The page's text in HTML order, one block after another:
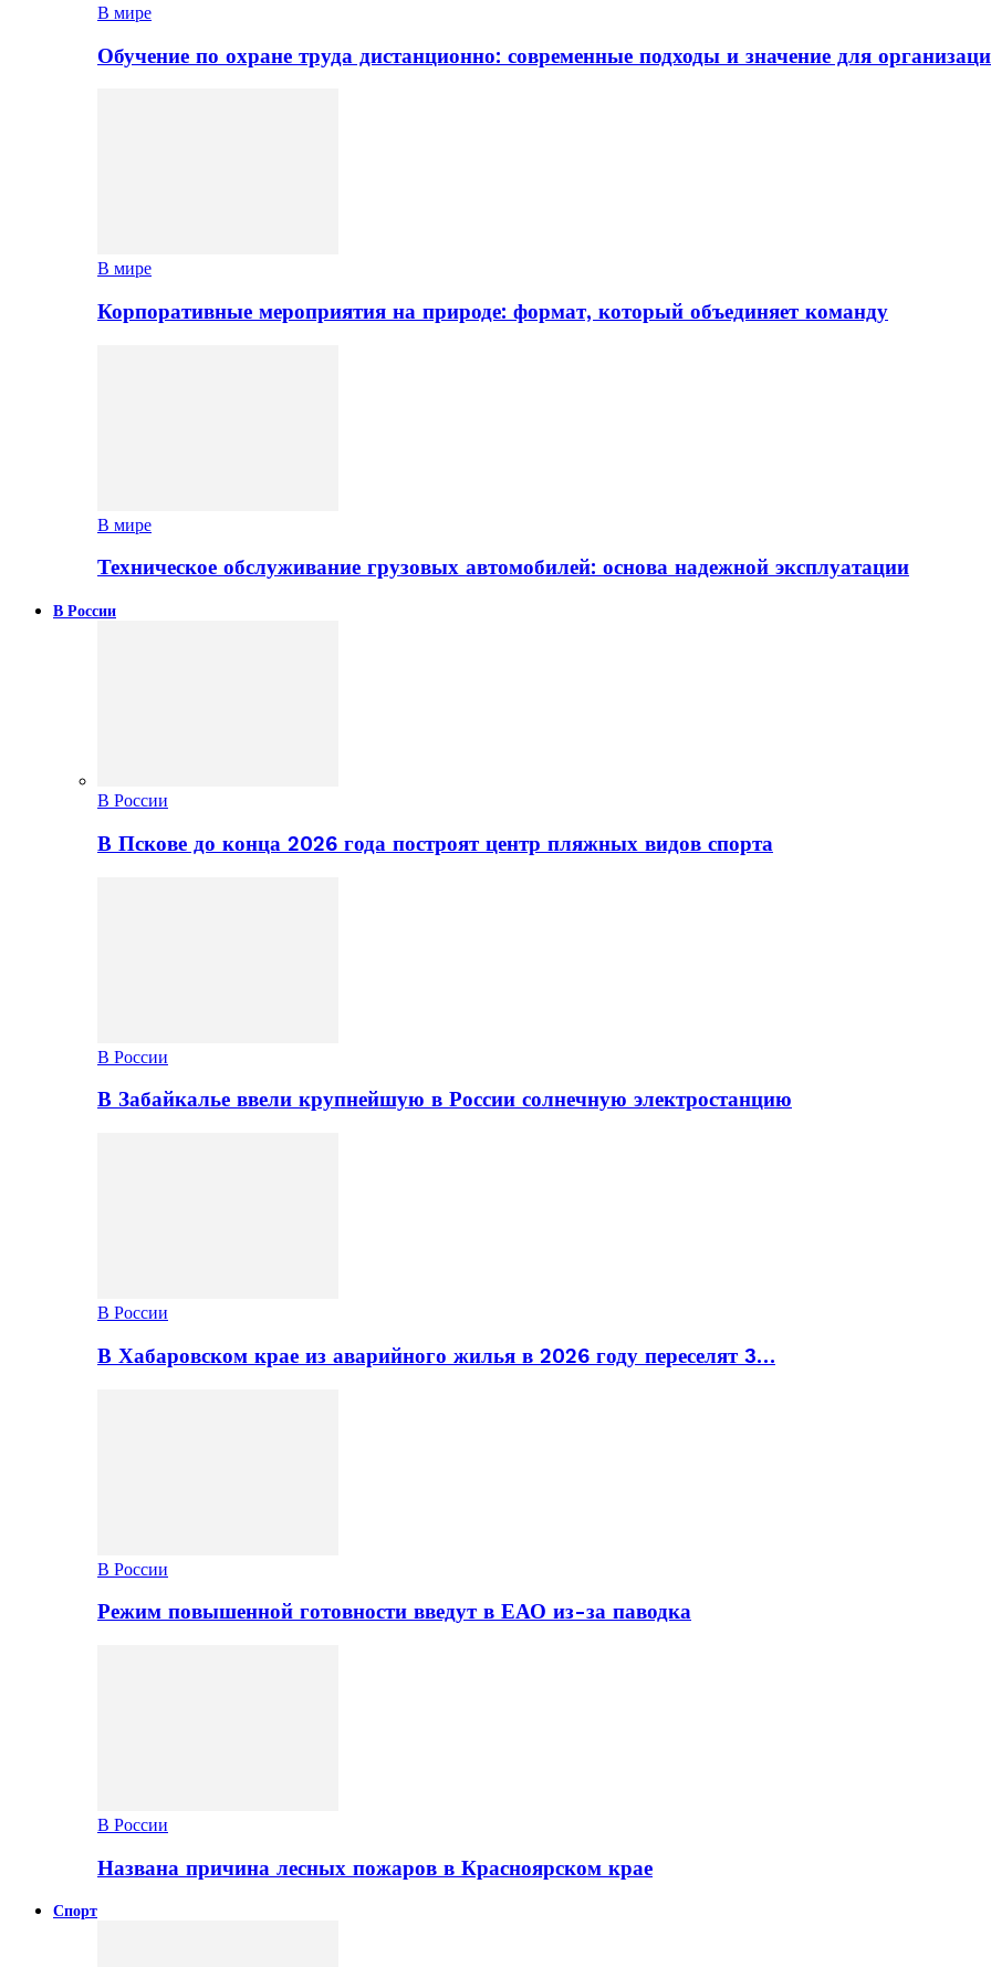
В мире
Обучение по охране труда дистанционно: современные подходы и значение для
В мире
Корпоративные мероприятия на природе: формат, который объединяет команду
В мире
Техническое обслуживание грузовых автомобилей: основа надежной эксплуатации
В России
В России
В Пскове до конца 2026 года построят центр пляжных видов спорта
В России
В Забайкалье ввели крупнейшую в России солнечную электростанцию
В России
В Хабаровском крае из аварийного жилья в 2026 году переселят 3…
В России
Режим повышенной готовности введут в ЕАО из-за паводка
В России
Названа причина лесных пожаров в Красноярском крае
Спорт